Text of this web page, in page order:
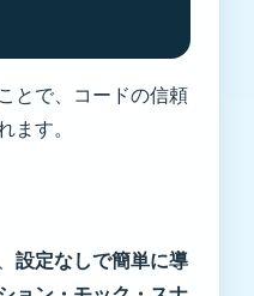
とで、コードの信頼
ます。
設定なしで簡単に導